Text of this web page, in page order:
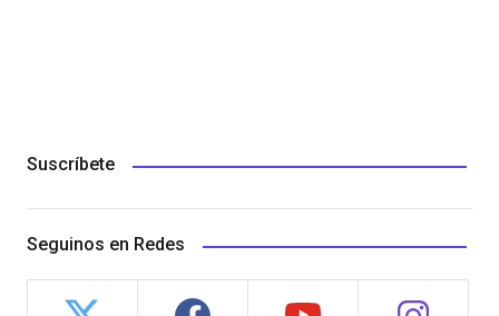
Suscríbete
Seguinos en Redes